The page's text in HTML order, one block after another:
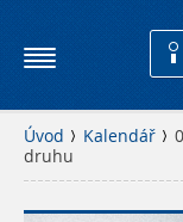
Úvod Kalendář
druhu